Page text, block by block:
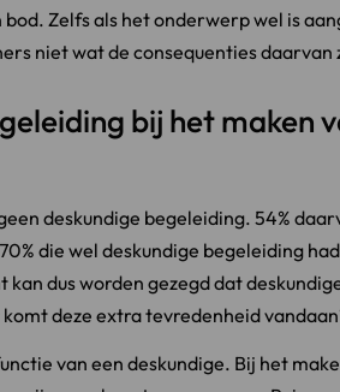
Zelfs als het onderwerp wel is
niet wat de consequenties daarvan
bij het maken
deskundige begeleiding. 54%
die wel deskundige begeleiding
dus worden gezegd dat
deze extra tevredenheid
van een deskundige. Bij het